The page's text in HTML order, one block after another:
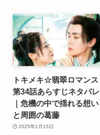
トキメキ☆翡翠ロマンス
第34話あらすじネタバレ
｜危機の中で揺れる想い
と周囲の葛藤
2025年1月15日